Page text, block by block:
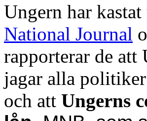
Ungern har kastat
National Journal
rapporterar de att
jagar alla
och att Ungerns